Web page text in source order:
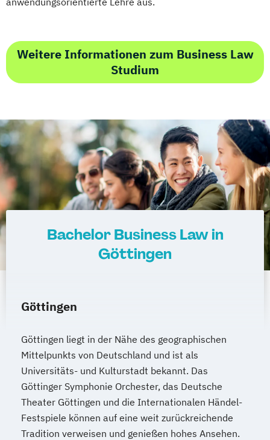
Weitere Informationen zum Business Law
Studium
Bachelor Business Law in
Göttingen
Göttingen
Göttingen liegt in der Nähe des geographischen
Mittelpunkts von Deutschland und ist als
Universitäts- und Kulturstadt bekannt. Das
Göttinger Symphonie Orchester, das Deutsche
Theater Göttingen und die Internationalen Händel-
Festspiele können auf eine weit zurückreichende
Tradition verweisen und genießen hohes Ansehen.